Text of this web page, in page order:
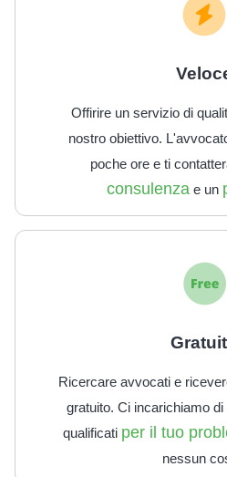
Offirire un servizio di
nostro obiettivo.
poche ore e ti
consulenza e un
Ricercare avvocati e
gratuito. Ci incarichiamo
qualificati per il tuo
nessun